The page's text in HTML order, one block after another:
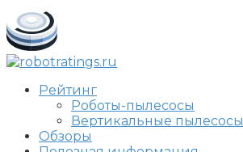
Перейти
к
контенту
Рейтинг
Роботы-пылесосы
Вертикальные пылесосы
Обзоры